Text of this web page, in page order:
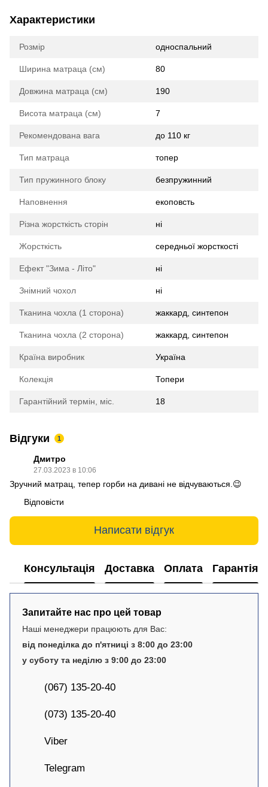
Характеристики
Розмір односпальний
Ширина матраца (см) 80
Довжина матраца (см) 190
Висота матраца (см) 7
Рекомендована вага до 110 кг
Тип матраца топер
Тип пружинного блоку безпружинний
Наповнення екоповсть
Різна жорсткість сторін ні
Жорсткість середньої жорсткості
Ефект "Зима - Літо" ні
Знімний чохол ні
Тканина чохла (1 сторона) жаккард, синтепон
Тканина чохла (2 сторона) жаккард, синтепон
Країна виробник Україна
Колекція Топери
Гарантійний термін, міс. 18
Відгуки 1
Дмитро
27.03.2023 в 10:06
Зручний матрац, тепер горби на дивані не відчуваються.😉
Відповісти
Написати відгук
Консультація Доставка Оплата Гарантія
Запитайте нас про цей товар
Наші менеджери працюють для Вас:
від понеділка до п'ятниці з 8:00 до 23:00
у суботу та неділю з 9:00 до 23:00
(067) 135-20-40
(073) 135-20-40
Viber
Telegram